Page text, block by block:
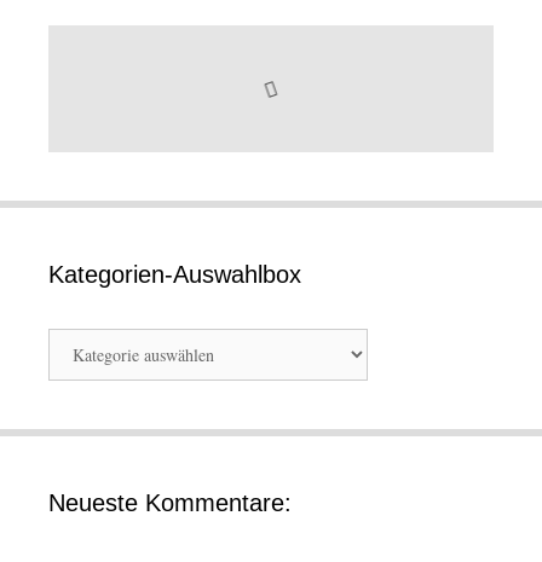
Kategorien-Auswahlbox
Kategorien-
Auswahlbox
Neueste Kommentare: